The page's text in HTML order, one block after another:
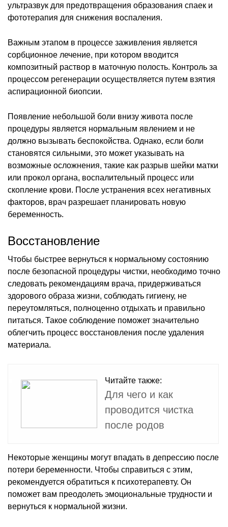
ультразвук для предотвращения образования спаек и
фототерапия для снижения воспаления.
Важным этапом в процессе заживления является
сорбционное лечение, при котором вводится
композитный раствор в маточную полость. Контроль за
процессом регенерации осуществляется путем взятия
аспирационной биопсии.
Появление небольшой боли внизу живота после
процедуры является нормальным явлением и не
должно вызывать беспокойства. Однако, если боли
становятся сильными, это может указывать на
возможные осложнения, такие как разрыв шейки матки
или прокол органа, воспалительный процесс или
скопление крови. После устранения всех негативных
факторов, врач разрешает планировать новую
беременность.
Восстановление
Чтобы быстрее вернуться к нормальному состоянию
после безопасной процедуры чистки, необходимо точно
следовать рекомендациям врача, придерживаться
здорового образа жизни, соблюдать гигиену, не
переутомляться, полноценно отдыхать и правильно
питаться. Такое соблюдение поможет значительно
облегчить процесс восстановления после удаления
материала.
Читайте также:
Для чего и как
проводится чистка
после родов
Некоторые женщины могут впадать в депрессию после
потери беременности. Чтобы справиться с этим,
рекомендуется обратиться к психотерапевту. Он
поможет вам преодолеть эмоциональные трудности и
вернуться к нормальной жизни.